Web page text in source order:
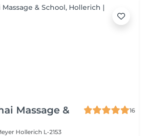
Massage &
16
Hollerich L-2153